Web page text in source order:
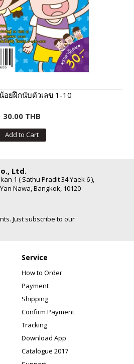
อยฝึกนับตัวเลข 1-10
30.00 THB
Add to Cart
Ltd.
1 ( Sathu Pradit 34 Yaek 6 ),
Nawa, Bangkok, 10120
Just subscribe to our
Service
How to Order
Payment
Shipping
Confirm Payment
Tracking
Download App
Catalogue 2017